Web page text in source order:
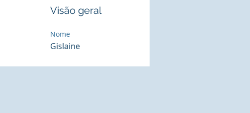
Visão geral
Nome
Gislaine